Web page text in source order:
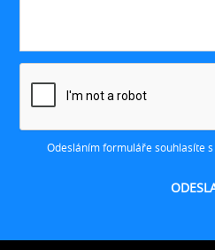
Odesláním formuláře souhlasíte s